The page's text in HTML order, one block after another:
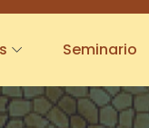
Seminario